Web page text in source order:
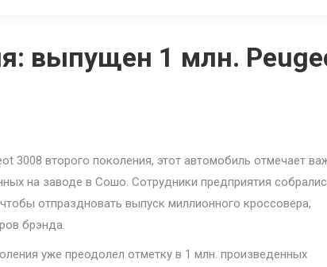
выпущен 1 млн.
3008 второго поколения, этот автомобиль отмечает
на заводе в Сошо. Сотрудники предприятия
отпраздновать выпуск миллионного кроссовера,
брэнда.
уже преодолел отметку в 1 млн. произведенных